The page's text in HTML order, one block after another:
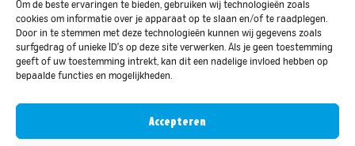
Om de beste ervaringen te bieden, gebruiken wij technologieën zoals
cookies om informatie over je apparaat op te slaan en/of te raadplegen.
Door in te stemmen met deze technologieën kunnen wij gegevens zoals
surfgedrag of unieke ID's op deze site verwerken. Als je geen toestemming
geeft of uw toestemming intrekt, kan dit een nadelige invloed hebben op
bepaalde functies en mogelijkheden.
Accepteren
Door u te abonneren, gaat u akkoord met ons privacybeleid en stemt u
ermee in om updates van ons te ontvangen.
Designed & Development by
Privacy beleid